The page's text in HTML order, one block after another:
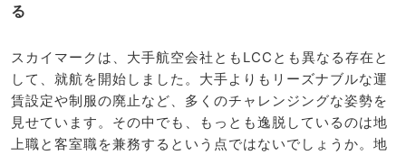
る
スカイマークは、大手航空会社ともLCCとも異なる存在と
して、就航を開始しました。大手よりもリーズナブルな運
賃設定や制服の廃止など、多くのチャレンジングな姿勢を
見せています。その中でも、もっとも逸脱しているのは地
上職と客室職を兼務するという点ではないでしょうか。地